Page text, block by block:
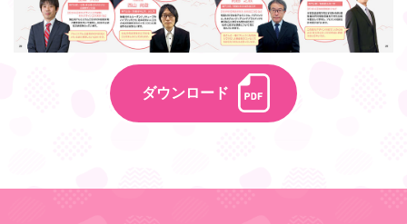
ダウンロード